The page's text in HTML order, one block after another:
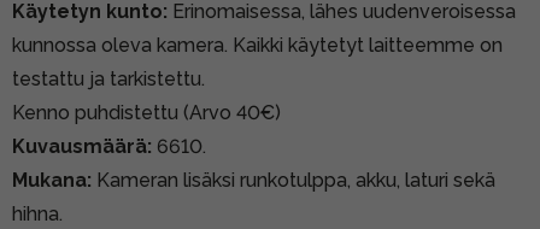
Käytetyn kunto: Erinomaisessa, lähes uudenveroisessa
kunnossa oleva kamera. Kaikki käytetyt laitteemme on
testattu ja tarkistettu.
Kenno puhdistettu (Arvo 40€)
Kuvausmäärä: 6610.
Mukana: Kameran lisäksi runkotulppa, akku, laturi sekä
hihna.